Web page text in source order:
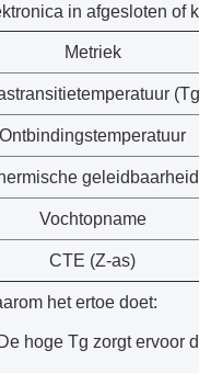
in afgesloten of
Metriek
Ontbindingstemperatuur
geleidbaarheid
Vochtopname
CTE (Z-as)
het ertoe doet:
hoge Tg zorgt ervoor